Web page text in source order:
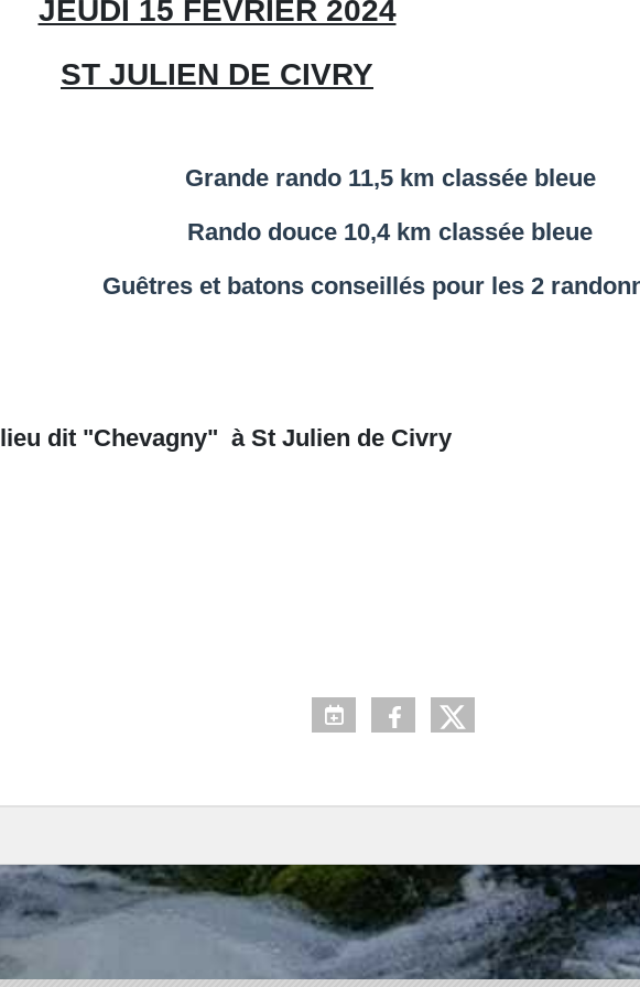
JEUDI 15 FEVRIER 2024
ST JULIEN DE CIVRY
Grande rando 11,5 km classée bleue
Rando douce 10,4 km classée bleue
Guêtres et batons conseillés pour les 2
lieu dit "Chevagny" à St Julien de Civry